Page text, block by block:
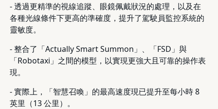
- 透過更精準的視線追蹤、眼鏡佩戴狀況的處理，以及在
各種光線條件下更高的準確度，提升了駕駛員監控系統的
靈敏度。
- 整合了「Actually Smart Summon」、「FSD」與
「Robotaxi」之間的模型，以實現更強大且可靠的操作表
現。
- 實際上，「智慧召喚」的最高速度現已提升至每小時 8
英里（13 公里）。